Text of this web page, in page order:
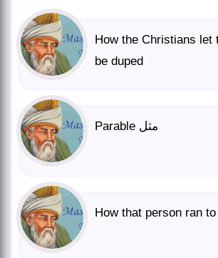
How the Christians let
be duped
Parable مثل
How that person ran